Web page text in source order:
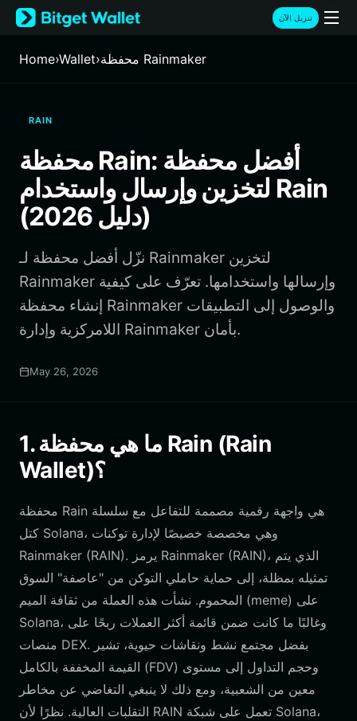
English
日本語
Русский
Italiano
Deutsch
简体中文
繁體中文
Português (Portugal)
ภาษาไทย
हिन्दी
Español
Português (Brasil)
تنزيل الآن
Home›Wallet› محفظة Rainmaker
RAIN
محفظة Rain: أفضل محفظة
لتخزين وإرسال واستخدام Rain
(دليل 2026)
نزّل أفضل محفظة لـ Rainmaker لتخزين
Rainmaker وإرسالها واستخدامها. تعرّف على كيفية
إنشاء محفظة Rainmaker والوصول إلى التطبيقات
اللامركزية وإدارة Rainmaker بأمان.
May 26, 2026
1. ما هي محفظة Rain (Rain
Wallet)؟
محفظة Rain هي واجهة رقمية مصممة للتفاعل مع سلسلة
كتل Solana، وهي مخصصة خصيصًا لإدارة توكنات
Rainmaker (RAIN). يرمز Rainmaker (RAIN)، الذي يتم
تمثيله بمظلة، إلى حماية حاملي التوكن من "عاصفة" السوق
المحموم. نشأت هذه العملة من ثقافة الميم (meme) على
Solana، وغالبًا ما كانت ضمن قائمة أكثر العملات ربحًا على
منصات DEX. بفضل مجتمع نشط ونقاشات حيوية، تشير
القيمة المخففة بالكامل (FDV) وحجم التداول إلى مستوى
معين من الشعبية، ومع ذلك لا ينبغي التغاضي عن مخاطر
التقلبات العالية. نظرًا لأن RAIN تعمل على شبكة Solana،